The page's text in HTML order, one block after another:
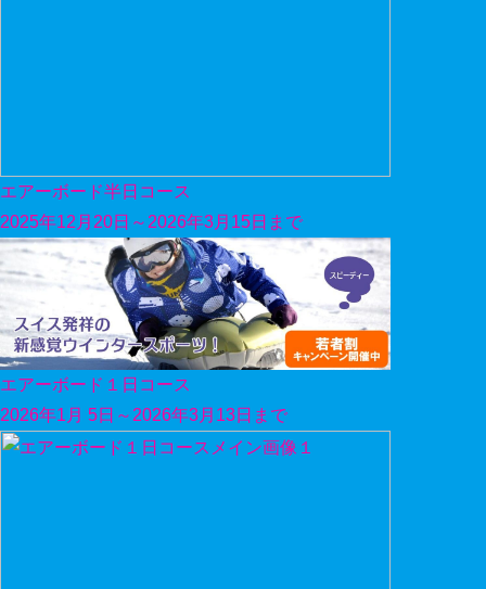
エアーボード半日コース
2025年12月20日～2026年3月15日まで
エアーボード１日コース
2026年1月 5日～2026年3月13日まで